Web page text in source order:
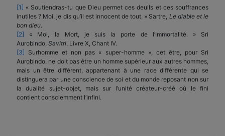
[1] « Soutiendras-tu que Dieu permet ces deuils et ces souffrances
inutiles ? Moi, je dis qu’il est innocent de tout. » Sartre, Le diable et le
bon dieu.
[2] « Moi, la Mort, je suis la porte de l’Immortalité. » Sri
Aurobindo, Savitri , Livre X, Chant IV.
[3] Surhomme et non pas « super-homme », cet être, pour Sri
Aurobindo, ne doit pas être un homme supérieur aux autres hommes,
mais un être différent, appartenant à une race différente qui se
distinguera par une conscience de soi et du monde reposant non sur
la dualité sujet-objet, mais sur l’unité créateur-créé où le fini
contient consciemment l’infini.